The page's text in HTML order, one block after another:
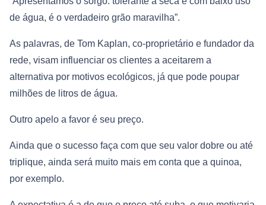
de água, é o verdadeiro grão maravilha”.
As palavras, de Tom Kaplan, co-proprietário e fundador da
rede, visam influenciar os clientes a aceitarem a
alternativa por motivos ecológicos, já que pode poupar
milhões de litros de água.
Outro apelo a favor é seu preço.
Ainda que o sucesso faça com que seu valor dobre ou até
triplique, ainda será muito mais em conta que a quinoa,
por exemplo.